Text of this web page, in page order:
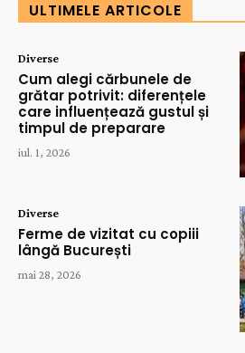
ULTIMELE ARTICOLE
Diverse
Cum alegi cărbunele de
grătar potrivit: diferențele
care influențează gustul și
timpul de preparare
iul. 1, 2026
Diverse
Ferme de vizitat cu copiii
lângă București
mai 28, 2026